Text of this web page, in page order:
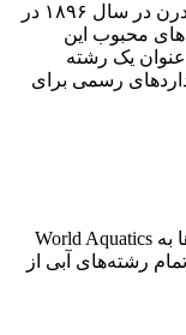
ورزش شنا در اولین دوره بازی‌های المپیک مدرن در سال ۱۸۹۶ در
محبوب این
یک رشته
رسمی برای
در سال ۱۹۰۸، فدراسیون جهانی شنا که بعدها به World Aquatics
رشته‌های آبی از